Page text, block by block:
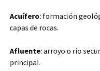
Acuífero: formación
capas de rocas.
Afluente: arroyo o río
principal.